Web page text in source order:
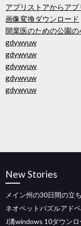
アプリストアからア
画像変換ダウンロード
開業医のための公園
gdywyuw
gdywyuw
gdywyuw
gdywyuw
gdywyuw
New Stories
メイン州の30日間の立
ネオペットパズルアド
J溝windows 10ダウンロ